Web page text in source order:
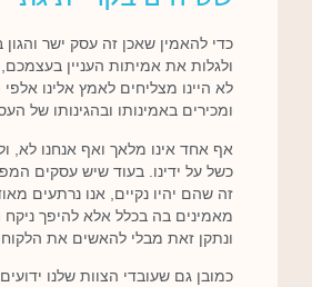
כדי להאמין שאכן זה עסק ישר והגון
ולגלות את אמיתות העניין בעצמכם,
לא היינו מצליחים לאמץ אלינו אלפי
ומכירים באמינותו ובהגינותו של העסק.
אף אחד אינו מלאך ואף אנחנו לא,
כשל על ידינו. בעוד שיש עסקים
זה שהם יהיו נקיים, אנו נרתעים מאוד
מאמינים בה בכלל אלא להיפך ניקח
ונתקן זאת מבלי להאשים את הלקוח
כמובן גם שעובדי הצוות שלנו ידועים